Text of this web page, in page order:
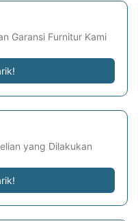
Garansi Furnitur Kami
yang Dilakukan